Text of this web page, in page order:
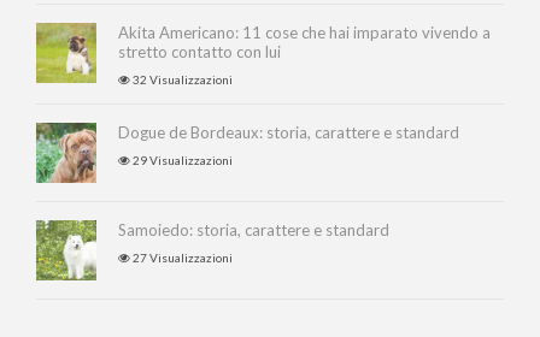
Akita Americano: 11 cose che hai imparato vivendo a
stretto contatto con lui
32 Visualizzazioni
Dogue de Bordeaux: storia, carattere e standard
29 Visualizzazioni
Samoiedo: storia, carattere e standard
27 Visualizzazioni